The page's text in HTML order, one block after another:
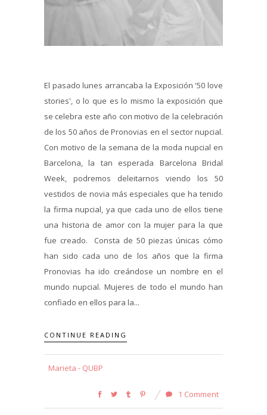
El pasado lunes arrancaba la Exposición '50 love
stories', o lo que es lo mismo la exposición que
se celebra este año con motivo de la celebración
de los 50 años de Pronovias en el sector nupcial.
Con motivo de la semana de la moda nupcial en
Barcelona, la tan esperada Barcelona Bridal
Week, podremos deleitarnos viendo los 50
vestidos de novia más especiales que ha tenido
la firma nupcial, ya que cada uno de ellos tiene
una historia de amor con la mujer para la que
fue creado. Consta de 50 piezas únicas cómo
han sido cada uno de los años que la firma
Pronovias ha ido creándose un nombre en el
mundo nupcial. Mujeres de todo el mundo han
confiado en ellos para la...
CONTINUE READING
Marieta - QUBP
1 Comment